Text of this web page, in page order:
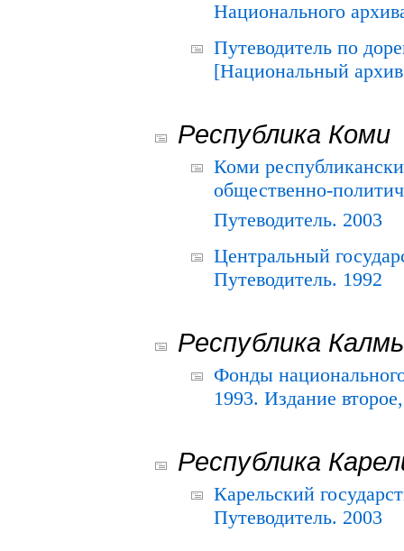
Национального
Путеводитель по
[Национальный
Республика Коми
Коми
общественно-
Путеводитель. 2003
Центральный
Путеводитель. 1992
Республика
Фонды
1993. Издание
Республика
Карельский
Путеводитель. 2003